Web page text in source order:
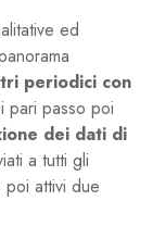
ed
periodici con
pari passo poi
dei dati di
a tutti gli
poi attivi due